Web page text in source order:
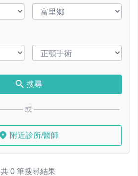
搜尋
或
附近診所/醫師
共 0 筆搜尋結果